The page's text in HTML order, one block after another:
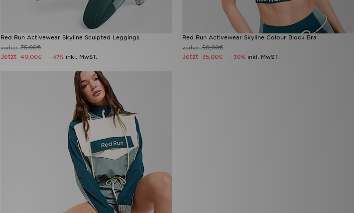
Red Run Activewear Skyline Sculpted Leggings
vorher75,00€
Jetzt40,00€ - 47% inkl. MwST.
Red Run Activewear Skyline Colour Block Bra
vorher50,00€
Jetzt 35,00€ - 30% inkl. MwST.